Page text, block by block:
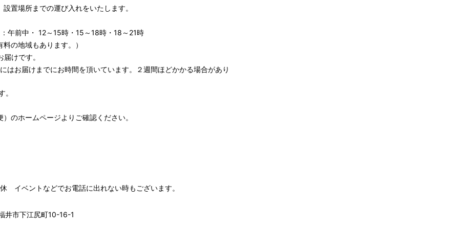
置場所までの運び入れをいたします。
午前中・ 12～15時・15～18時・18～21時
の地域もあります。）
けです。
お届けまでにお時間を頂いています。２週間ほどかかる場合があり
のホームページよりご確認ください。
イベントなどでお電話に出れない時もございます。
井市下江尻町10-16-1